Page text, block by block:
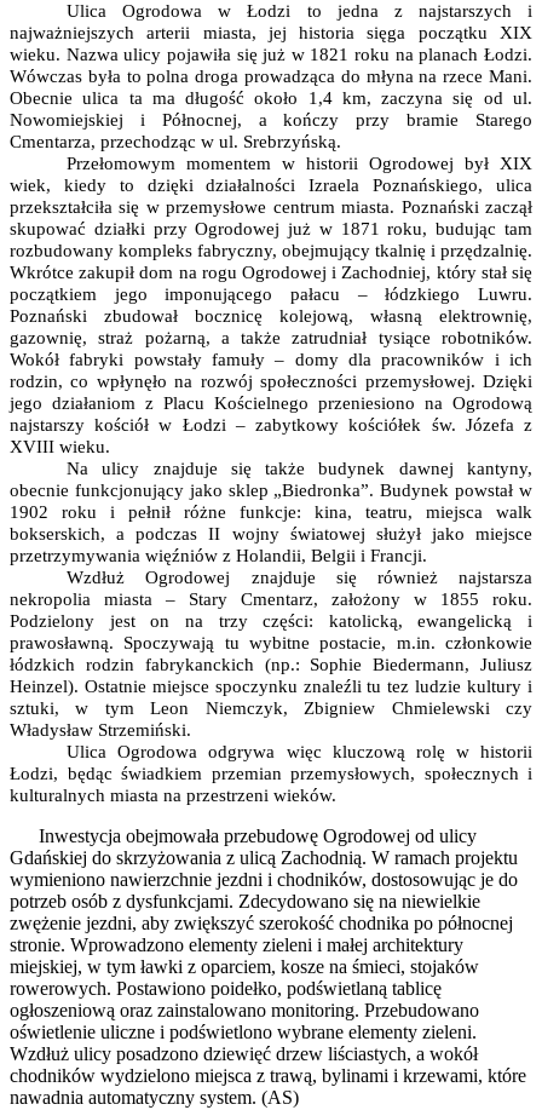
Ulica Ogrodowa w Łodzi to jedna z najstarszych i
najważniejszych arterii miasta, jej historia sięga początku XIX
wieku. Nazwa ulicy pojawiła się już w 1821 roku na planach Łodzi.
Wówczas była to polna droga prowadząca do młyna na rzece Mani.
Obecnie ulica ta ma długość około 1,4 km, zaczyna się od ul.
Nowomiejskiej i Północnej, a kończy przy bramie Starego
Cmentarza, przechodząc w ul. Srebrzyńską.
Przełomowym momentem w historii Ogrodowej był XIX
wiek, kiedy to dzięki działalności Izraela Poznańskiego, ulica
przekształciła się w przemysłowe centrum miasta. Poznański zaczął
skupować działki przy Ogrodowej już w 1871 roku, budując tam
rozbudowany kompleks fabryczny, obejmujący tkalnię i przędzalnię.
Wkrótce zakupił dom na rogu Ogrodowej i Zachodniej, który stał się
początkiem jego imponującego pałacu – łódzkiego Luwru.
Poznański zbudował bocznicę kolejową, własną elektrownię,
gazownię, straż pożarną, a także zatrudniał tysiące robotników.
Wokół fabryki powstały famuły – domy dla pracowników i ich
rodzin, co wpłynęło na rozwój społeczności przemysłowej. Dzięki
jego działaniom z Placu Kościelnego przeniesiono na Ogrodową
najstarszy kościół w Łodzi – zabytkowy kościółek św. Józefa z
XVIII wieku.
Na ulicy znajduje się także budynek dawnej kantyny,
obecnie funkcjonujący jako sklep „Biedronka”. Budynek powstał w
1902 roku i pełnił różne funkcje: kina, teatru, miejsca walk
bokserskich, a podczas II wojny światowej służył jako miejsce
przetrzymywania więźniów z Holandii, Belgii i Francji.
Wzdłuż Ogrodowej znajduje się również najstarsza
nekropolia miasta – Stary Cmentarz, założony w 1855 roku.
Podzielony jest on na trzy części: katolicką, ewangelicką i
prawosławną. Spoczywają tu wybitne postacie, m.in. członkowie
łódzkich rodzin fabrykanckich (np.: Sophie Biedermann, Juliusz
Heinzel). Ostatnie miejsce spoczynku znaleźli tu tez ludzie kultury i
sztuki, w tym Leon Niemczyk, Zbigniew Chmielewski czy
Władysław Strzemiński.
Ulica Ogrodowa odgrywa więc kluczową rolę w historii
Łodzi, będąc świadkiem przemian przemysłowych, społecznych i
kulturalnych miasta na przestrzeni wieków.
Inwestycja obejmowała przebudowę Ogrodowej od ulicy
Gdańskiej do skrzyżowania z ulicą Zachodnią. W ramach projektu
wymieniono nawierzchnie jezdni i chodników, dostosowując je do
potrzeb osób z dysfunkcjami. Zdecydowano się na niewielkie
zwężenie jezdni, aby zwiększyć szerokość chodnika po północnej
stronie. Wprowadzono elementy zieleni i małej architektury
miejskiej, w tym ławki z oparciem, kosze na śmieci, stojaków
rowerowych. Postawiono poidełko, podświetlaną tablicę
ogłoszeniową oraz zainstalowano monitoring. Przebudowano
oświetlenie uliczne i podświetlono wybrane elementy zieleni.
Wzdłuż ulicy posadzono dziewięć drzew liściastych, a wokół
chodników wydzielono miejsca z trawą, bylinami i krzewami, które
nawadnia automatyczny system. (AS)